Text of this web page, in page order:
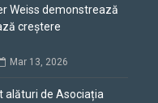
Weiss demonstrează
creștere
Mar 13, 2026
alături de Asociația